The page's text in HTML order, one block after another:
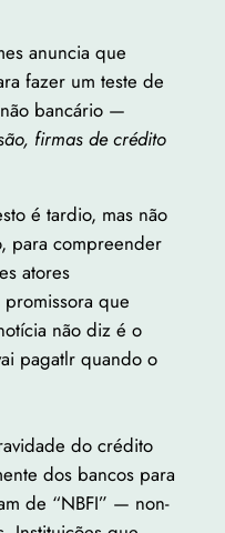
anuncia que
fazer um teste de
bancário —
firmas de crédito
é tardio, mas não
para compreender
atores
que
não diz é o
pagatlr quando o
do crédito
dos bancos para
de “NBFI” — non-